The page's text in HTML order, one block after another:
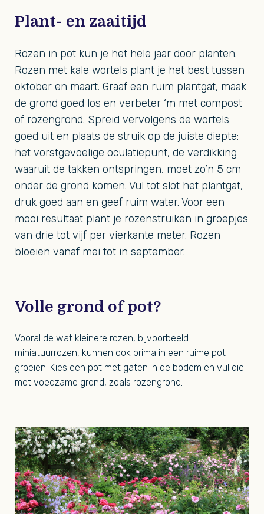
Plant- en zaaitijd
Rozen in pot kun je het hele jaar door planten.
Rozen met kale wortels plant je het best tussen
oktober en maart. Graaf een ruim plantgat, maak
de grond goed los en verbeter ‘m met compost
of rozengrond. Spreid vervolgens de wortels
goed uit en plaats de struik op de juiste diepte:
het vorstgevoelige oculatiepunt, de verdikking
waaruit de takken ontspringen, moet zo’n 5 cm
onder de grond komen. Vul tot slot het plantgat,
druk goed aan en geef ruim water. Voor een
mooi resultaat plant je rozenstruiken in groepjes
van drie tot vijf per vierkante meter. Rozen
bloeien vanaf mei tot in september.
Volle grond of pot?
Vooral de wat kleinere rozen, bijvoorbeeld
miniatuurrozen, kunnen ook prima in een ruime pot
groeien. Kies een pot met gaten in de bodem en vul die
met voedzame grond, zoals rozengrond.